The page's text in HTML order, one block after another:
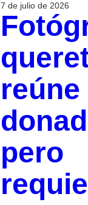
7 de julio de 2026
pero